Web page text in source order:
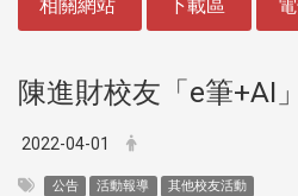
相關網站 下載區
陳進財校友「e筆+AI
2022-04-01
公告 活動報導 其他校友活動